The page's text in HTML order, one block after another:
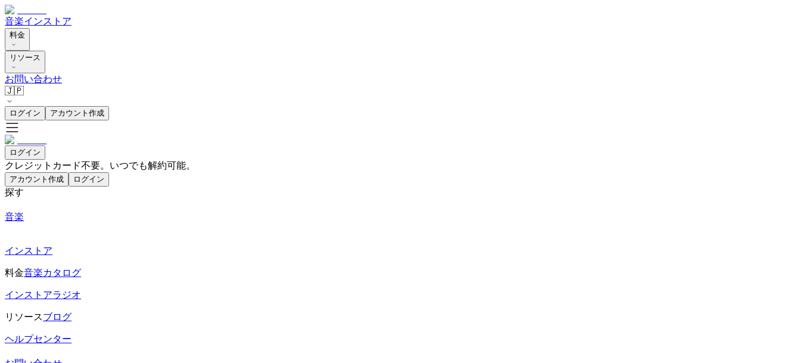
音楽インストア
料金
リソース
お問い合わせ
🇯🇵
ログイン アカウント作成
ログイン
クレジットカード不要。いつでも解約可能。
アカウント作成 ログイン
探す
音楽
インストア
料金音楽カタログ
インストアラジオ
リソースブログ
ヘルプセンター